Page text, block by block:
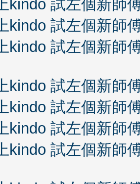
kindo 試左個新師
kindo 試左個新師
kindo 試左個新師
kindo 試左個新師
kindo 試左個新師
kindo 試左個新師
kindo 試左個新師